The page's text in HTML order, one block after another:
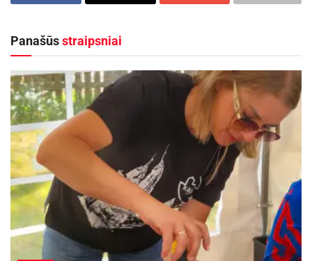
su mokslo institucijomis, išryškėjo aktuali tema
– inovacijos, kurių dėka švietimo sistema
lanksčiau prisitaikytų prie darbo jėgos poreikio
ateityje. Buvo aptarta tikslinio finansavimo
nauda, kai įmonė finansuoja specialistų mokslą,
ankstyvasis profesinis ugdymas ir glaudus
tarpinstitucininis bendradarbiavimas.
Aktualios naujienos
Kviečiama dalyvauti visoje Lietuvoje
vykstančiame konkurse „Tvari Lietuva“
Panašūsstraipsniai